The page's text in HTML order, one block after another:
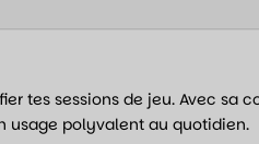
tes sessions de jeu. Avec sa
usage polyvalent au quotidien.